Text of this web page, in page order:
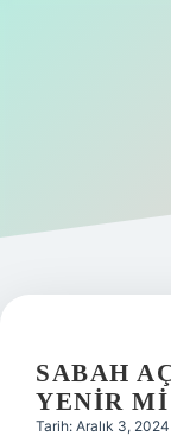
Gizlilik Politikası
Yasal Uyarı
SABAH
YENIR MI
Tarih: Aralık 3, 2024